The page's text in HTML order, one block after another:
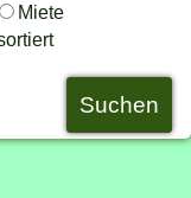
Miete